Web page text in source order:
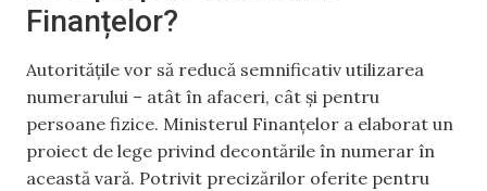
Finanțelor?
Autoritățile vor să reducă semnificativ utilizarea
numerarului – atât în ​​afaceri, cât și pentru
persoane fizice. Ministerul Finanțelor a elaborat un
proiect de lege privind decontările în numerar în
această vară. Potrivit precizărilor oferite pentru